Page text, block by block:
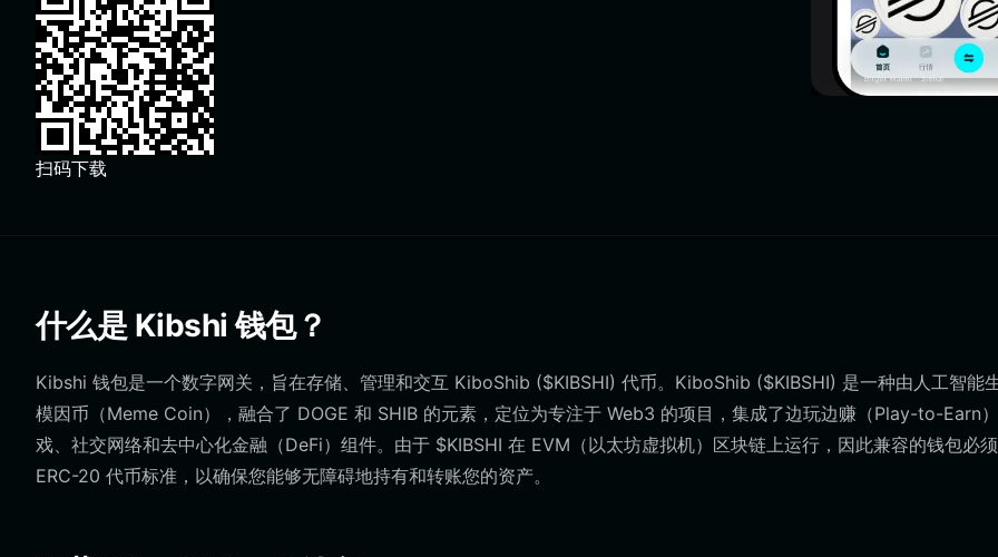
扫码下载
什么是 Kibshi 钱包？
Kibshi 钱包是一个数字网关，旨在存储、管理和交互 KiboShib ($KIBSHI) 代币。KiboShib ($KIBSHI) 是一种由人工智能
模因币（Meme Coin），融合了 DOGE 和 SHIB 的元素，定位为专注于 Web3 的项目，集成了边玩边赚（Play-to-Earn
戏、社交网络和去中心化金融（DeFi）组件。由于 $KIBSHI 在 EVM（以太坊虚拟机）区块链上运行，因此兼容的钱包必
ERC-20 代币标准，以确保您能够无障碍地持有和转账您的资产。